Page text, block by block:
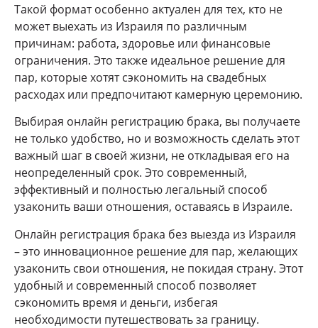
Такой формат особенно актуален для тех, кто не
может выехать из Израиля по различным
причинам: работа, здоровье или финансовые
ограничения. Это также идеальное решение для
пар, которые хотят сэкономить на свадебных
расходах или предпочитают камерную церемонию.
Выбирая онлайн регистрацию брака, вы получаете
не только удобство, но и возможность сделать этот
важный шаг в своей жизни, не откладывая его на
неопределенный срок. Это современный,
эффективный и полностью легальный способ
узаконить ваши отношения, оставаясь в Израиле.
Онлайн регистрация брака без выезда из Израиля
– это инновационное решение для пар, желающих
узаконить свои отношения, не покидая страну. Этот
удобный и современный способ позволяет
сэкономить время и деньги, избегая
необходимости путешествовать за границу.